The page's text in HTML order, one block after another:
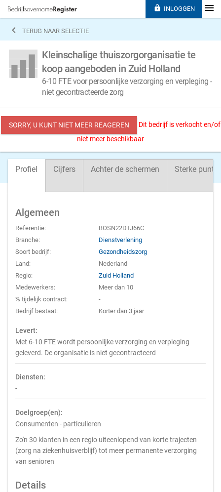
 TERUG NAAR SELECTIE
Kleinschalige thuiszorgorganisatie te
koop aangeboden in Zuid Holland
6-10 FTE voor persoonlijke verzorging en verpleging -
niet gecontracteerde zorg
SORRY, U KUNT NIET MEER REAGEREN
Dit bedrijf is verkocht en/of
niet meer beschikbaar
Profiel Cijfers Achter de schermen Sterke
Algemeen
Referentie:
BOSN22DTJ66C
Branche:
Dienstverlening
Soort bedrijf:
Gezondheidszorg
Land:
Nederland
Regio:
Zuid Holland
Medewerkers:
Meer dan 10
% tijdelijk contract:
-
Bedrijf bestaat:
Korter dan 3 jaar
Levert:
Met 6-10 FTE wordt persoonlijke verzorging en verpleging
geleverd. De organisatie is niet gecontracteerd
Diensten:
-
Doelgroep(en):
Consumenten - particulieren
Zo'n 30 klanten in een regio uiteenlopend van korte trajecten
(zorg na ziekenhuisverblijf) tot meer permanente verzorging
van senioren
Details
 INLOGGEN